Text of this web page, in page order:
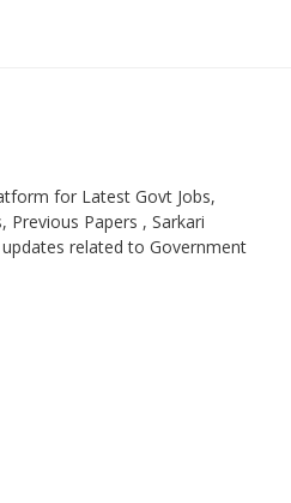
for Latest Govt Jobs,
Papers , Sarkari
related to Government